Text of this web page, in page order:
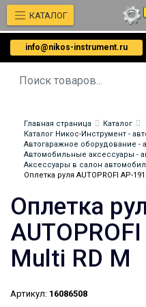
info@nikos-instrument.ru
КАТАЛОГ
Главная страница
Каталог
Каталог Никос-Инструмент -
Автогаражное оборудование -
Автомобильные аксессуары -
Аксессуары в салон
Оплетка руля AUTOPROFI AP-
Оплетка
Multi RD M
Артикул: 16086508